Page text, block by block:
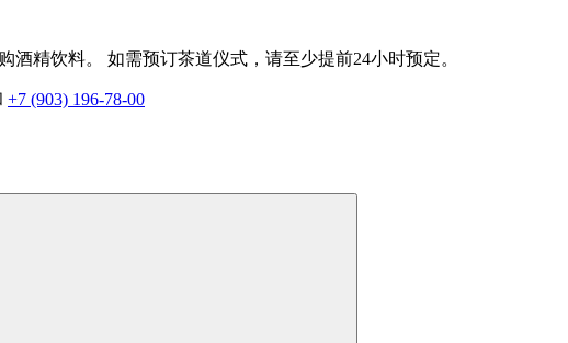
精饮料。 如需预订茶道仪式，请至少提前24小时预定。
+7 (903) 196-78-00